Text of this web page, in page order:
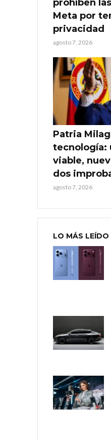
prohíben
Meta por
privacidad
agosto 7, 2026
Patria
tecnología:
viable,
dos
agosto 7, 2026
LO MÁS